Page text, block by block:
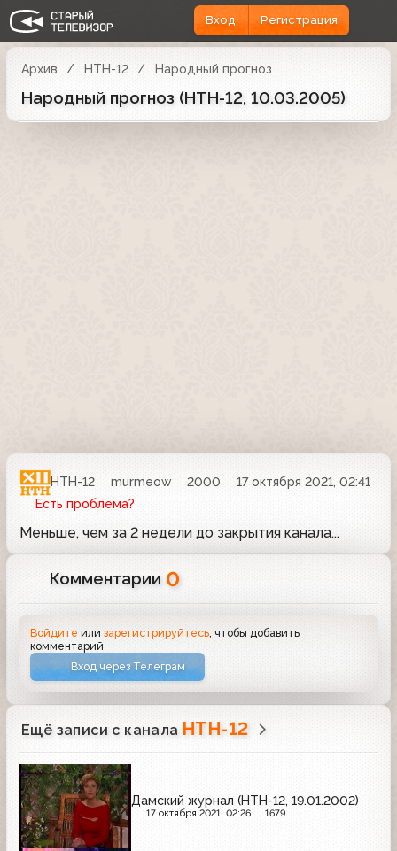
Вход Регистрация
Архив НТН-12 Народный прогноз
Народный прогноз (НТН-12, 10.03.2005)
НТН-12 murmeow 2000
17 октября 2021, 02:41
Есть проблема?
Меньше, чем за 2 недели до закрытия канала...
Комментарии 0
Войдите илизарегистрируйтесь , чтобы добавить
комментарий
Вход через Телеграм
Ещё записи с канала НТН-12
Дамский журнал (НТН-12, 19.01.2002)
17 октября 2021, 02:26 1679